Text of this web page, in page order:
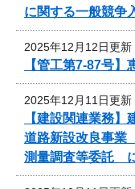
に関する一般競争
2025年12月12日更新
【管工第7-87号
2025年12月11日更新
【建設関連業務
道路新設改良事業
測量調査等委託